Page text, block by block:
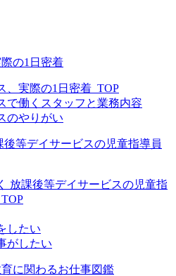
の1日密着
、実際の1日密着_TOP
で働くスタッフと業務内容
のやりがい
等デイサービスの児童指導員
放課後等デイサービスの児童指
したい
がしたい
に関わるお仕事図鑑